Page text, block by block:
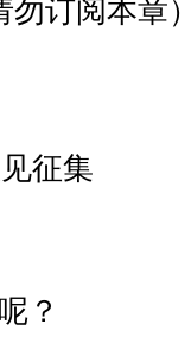
的美梦
贝克隆比踩
嘴了
的商船
勿订阅本章
征集
玩乐时间
？